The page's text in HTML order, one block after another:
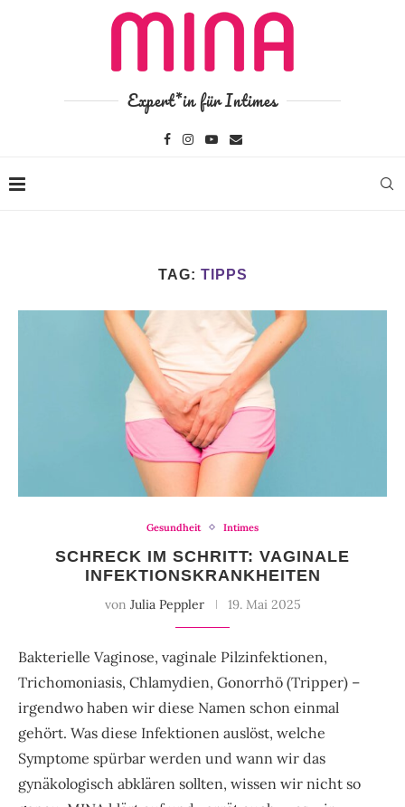
Expert*in für Intimes
TAG: TIPPS
Gesundheit Intimes
SCHRECK IM SCHRITT: VAGINALE
INFEKTIONSKRANKHEITEN
von Julia Peppler 19. Mai 2025
Bakterielle Vaginose, vaginale Pilzinfektionen,
Trichomoniasis, Chlamydien, Gonorrhö (Tripper) –
irgendwo haben wir diese Namen schon einmal
gehört. Was diese Infektionen auslöst, welche
Symptome spürbar werden und wann wir das
gynäkologisch abklären sollten, wissen wir nicht so